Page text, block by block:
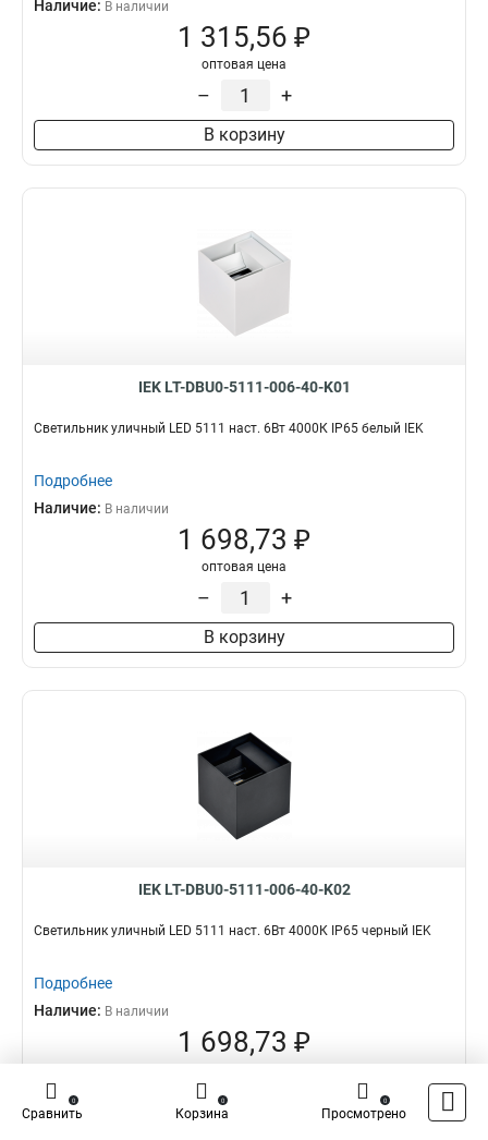
Наличие: В наличии
1 315,56 ₽
оптовая цена
– +
В корзину
IEK LT-DBU0-5111-006-40-K01
Светильник уличный LED 5111 наст. 6Вт 4000К IP65 белый IEK
Подробнее
Наличие: В наличии
1 698,73 ₽
оптовая цена
– +
В корзину
IEK LT-DBU0-5111-006-40-K02
Светильник уличный LED 5111 наст. 6Вт 4000К IP65 черный IEK
Подробнее
Наличие: В наличии
1 698,73 ₽
–
Сравнить
0
Корзина
0
Просмотрено
0